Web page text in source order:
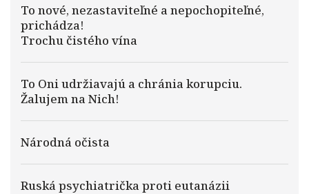
To nové, nezastaviteľné a nepochopiteľné,
prichádza!
Trochu čistého vína
To Oni udržiavajú a chránia korupciu.
Žalujem na Nich!
Národná očista
Ruská psychiatrička proti eutanázii